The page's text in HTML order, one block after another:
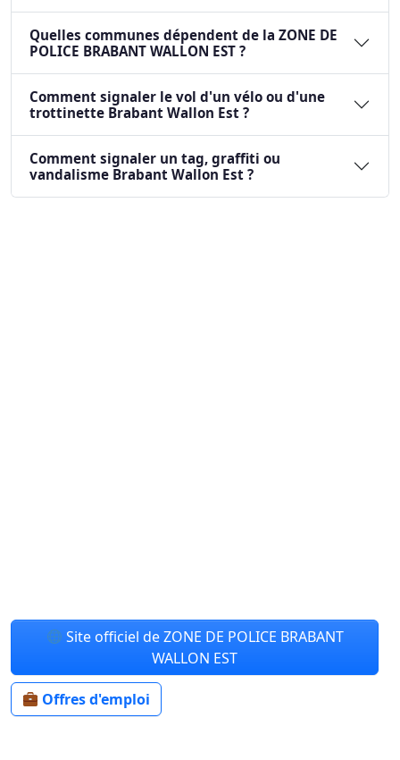
Quelles communes dépendent de la ZONE DE
POLICE BRABANT WALLON EST ?
Comment signaler le vol d'un vélo ou d'une
trottinette Brabant Wallon Est ?
Comment signaler un tag, graffiti ou
vandalisme Brabant Wallon Est ?
Site officiel de ZONE DE POLICE BRABANT
WALLON EST
Offres d'emploi